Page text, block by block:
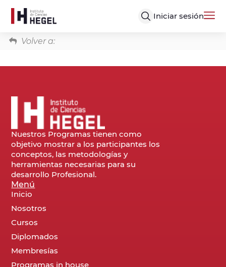
Iniciar sesión
Volver a:
Nuestros Programas tienen como
objetivo mostrar a los participantes los
conceptos, las metodologías y
herramientas necesarias para su
desarrollo Profesional.
Menú
Inicio
Nosotros
Cursos
Diplomados
Membresías
Programas in house